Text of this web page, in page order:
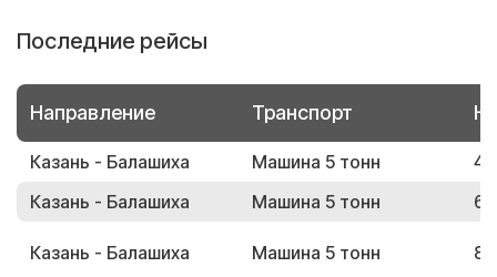
Последние рейсы
Направление Транспорт
Казань - Балашиха Машина 5 тонн
Казань - Балашиха
Машина 5 тонн
Казань - Балашиха Машина 5 тонн